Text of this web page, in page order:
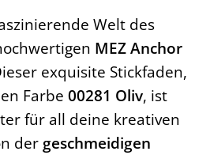
Welt des
MEZ Anchor
exquisite Stickfaden,
Farbe 00281 Oliv, ist
für all deine kreativen
der geschmeidigen